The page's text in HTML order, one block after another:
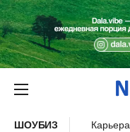
ШОУБИЗ Карьера